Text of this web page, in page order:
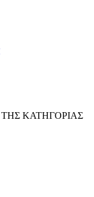
ΚΑΤΗΓΟΡΙΑΣ